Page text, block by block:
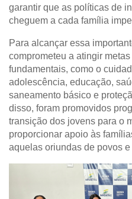
garantir que as políticas de
cheguem a cada família
Para alcançar essa
comprometeu a atingir
fundamentais, como o
adolescência, educação,
saneamento básico e
disso, foram promovidos
transição dos jovens para o
proporcionar apoio às
aquelas oriundas de povos